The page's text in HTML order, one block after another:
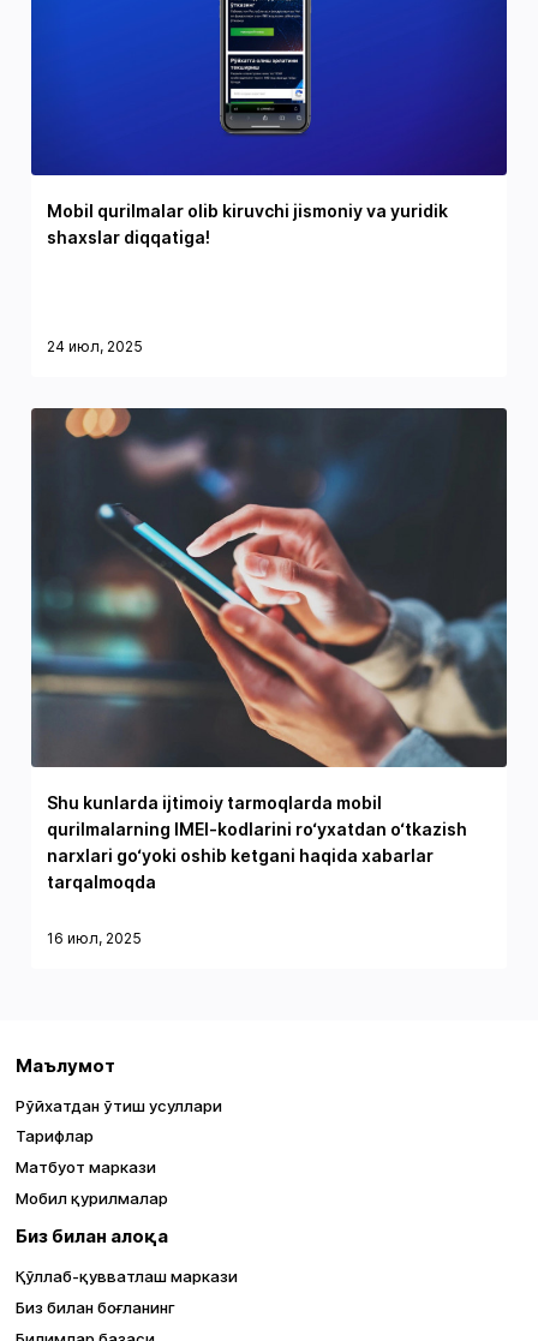
Mobil qurilmalar olib kiruvchi jismoniy va yuridik
shaxslar diqqatiga!
24 июл, 2025
Shu kunlarda ijtimoiy tarmoqlarda mobil
qurilmalarning IMEI-kodlarini ro‘yxatdan o‘tkazish
narxlari go‘yoki oshib ketgani haqida xabarlar
tarqalmoqda
16 июл, 2025
Маълумот
Рўйхатдан ўтиш усуллари
Тарифлар
Матбуот маркази
Мобил қурилмалар
Биз билан алоқа
Қўллаб-қувватлаш маркази
Биз билан боғланинг